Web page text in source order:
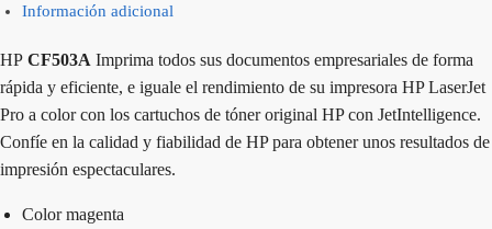
Información adicional
HP CF503A Imprima todos sus documentos empresariales de forma
rápida y eficiente, e iguale el rendimiento de su impresora HP LaserJet
Pro a color con los cartuchos de tóner original HP con JetIntelligence.
Confíe en la calidad y fiabilidad de HP para obtener unos resultados de
impresión espectaculares.
Color magenta